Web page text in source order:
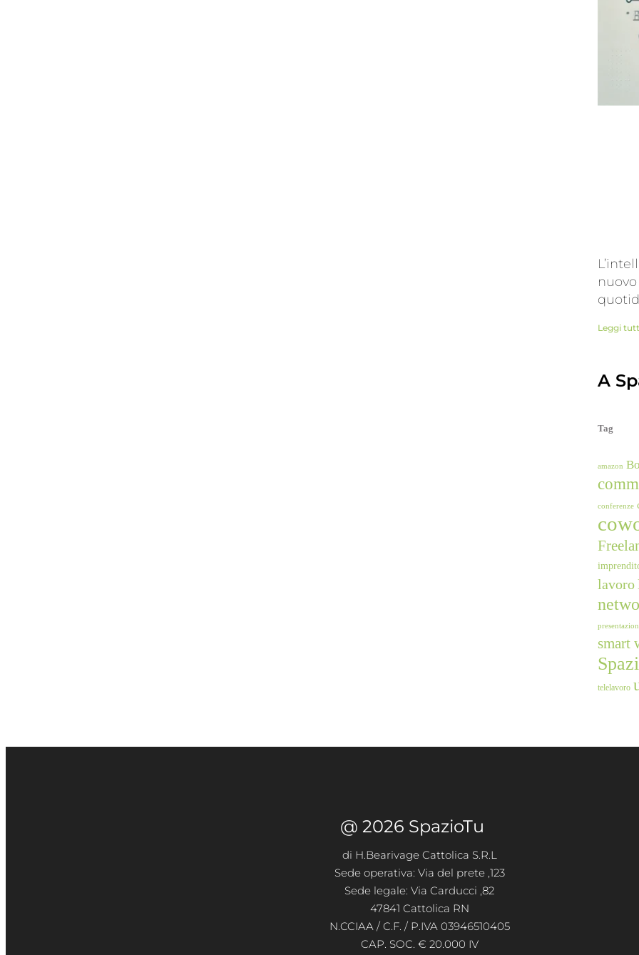
Leggi
A
Tag
amazon
conferenze
lavoro
smart
telelavoro
@ 2026 SpazioTu
di H.Bearivage Cattolica S.R.L
Sede operativa: Via del prete ,123
Sede legale: Via Carducci ,82
47841 Cattolica RN
N.CCIAA / C.F. / P.IVA 03946510405
CAP. SOC. € 20.000 IV